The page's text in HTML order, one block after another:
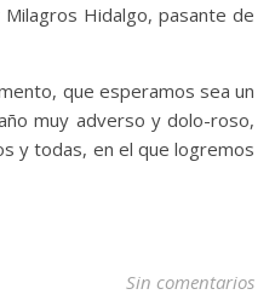
Hidalgo, pasante de
que esperamos sea un
muy adverso y dolo-roso,
y todas, en el que logremos
Sin comentarios